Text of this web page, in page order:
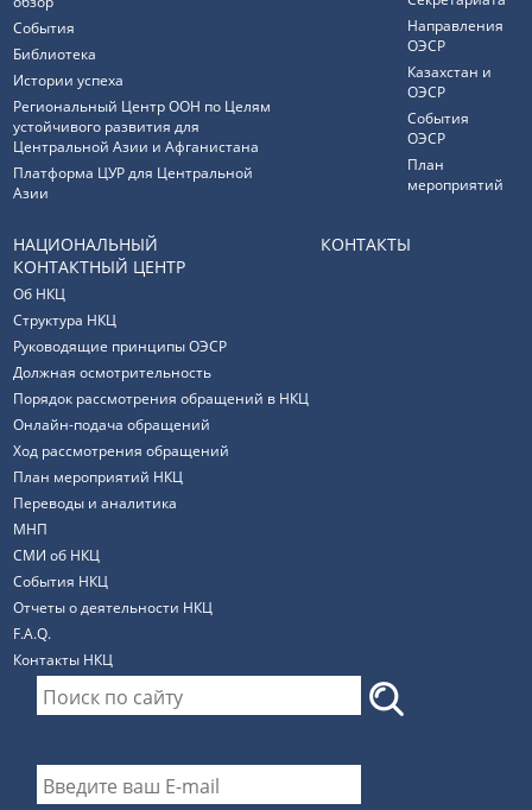
События
Библиотека
Истории успеха
Региональный Центр ООН по Целям
устойчивого развития для
Центральной Азии и Афганистана
Платформа ЦУР для Центральной
Азии
Направления
ОЭСР
Казахстан и
ОЭСР
События
ОЭСР
План
мероприятий
НАЦИОНАЛЬНЫЙ
КОНТАКТНЫЙ ЦЕНТР
Об НКЦ
Структура НКЦ
Руководящие принципы ОЭСР
Должная осмотрительность
Порядок рассмотрения обращений в НКЦ
Онлайн-подача обращений
Ход рассмотрения обращений
План мероприятий НКЦ
Переводы и аналитика
МНП
СМИ об НКЦ
События НКЦ
Отчеты о деятельности НКЦ
F.A.Q.
Контакты НКЦ
КОНТАКТЫ